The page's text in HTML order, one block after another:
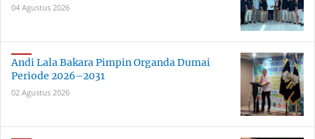
04 Agustus 2026
Andi Lala Bakara Pimpin Organda Dumai
Periode 2026–2031
02 Agustus 2026